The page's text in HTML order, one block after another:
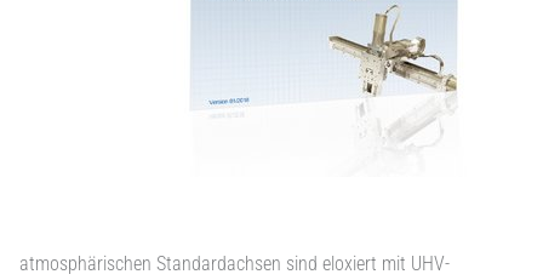
atmosphärischen Standardachsen sind eloxiert mit UHV-